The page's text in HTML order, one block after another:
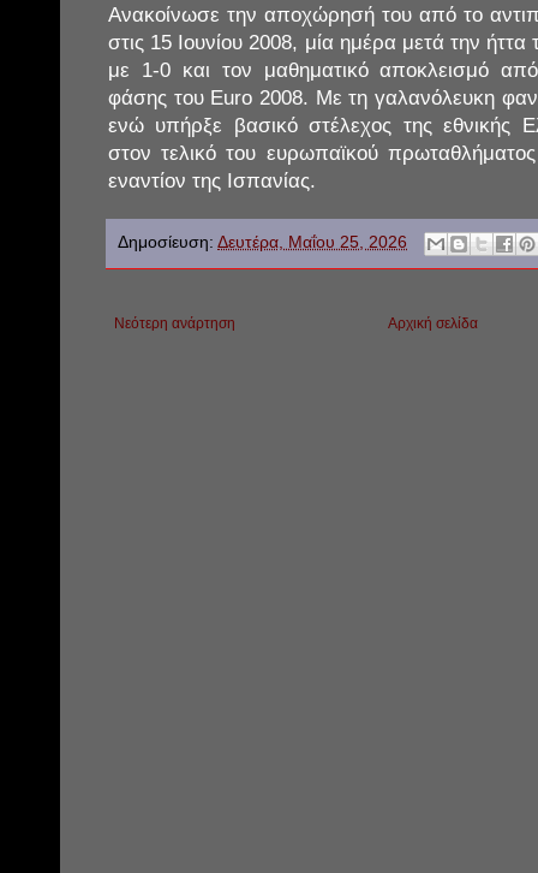
Ανακοίνωσε την αποχώρησή του από το
στις 15 Ιουνίου 2008, μία ημέρα μετά την
με 1-0 και τον μαθηματικό αποκλεισμό από
φάσης του Euro 2008. Με τη γαλανόλευκη
ενώ υπήρξε βασικό στέλεχος της εθνικής
στον τελικό του ευρωπαϊκού
εναντίον της Ισπανίας.
Δημοσίευση: Δευτέρα, Μαΐου 25, 2026
Νεότερη ανάρτηση Αρχική σελίδα